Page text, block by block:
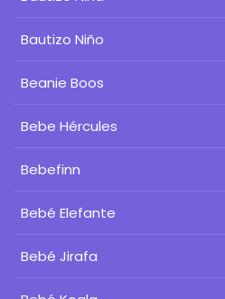
Bautizo Niño
Beanie Boos
Bebe Hércules
Bebefinn
Bebé Elefante
Bebé Jirafa